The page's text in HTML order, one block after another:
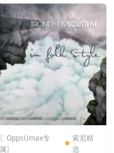
〖OppsUmax专
属〗
索尼精
选